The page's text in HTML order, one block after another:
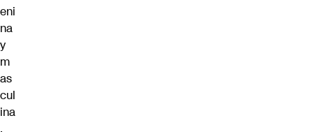
eni
na
y
m
as
cul
ina